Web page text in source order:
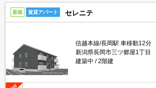
新築 賃貸アパート セレニテ
信越本線/長岡駅 車移動12
新潟県長岡市三ツ郷屋1丁目
建築中
2階建